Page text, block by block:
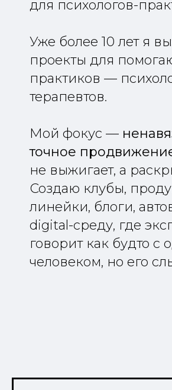
для психологов-
Уже более 10 лет я
проекты для
практиков —
терапевтов.
Мой фокус —
точное
не выжигает, а
Создаю клубы,
линейки, блоги,
digital-среду, где
говорит как будто с
человеком, но его